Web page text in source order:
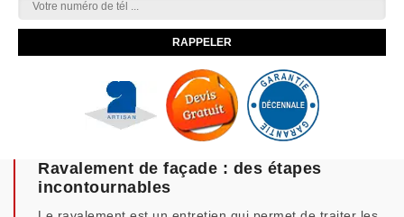
Ravalement de façade : des étapes
incontournables